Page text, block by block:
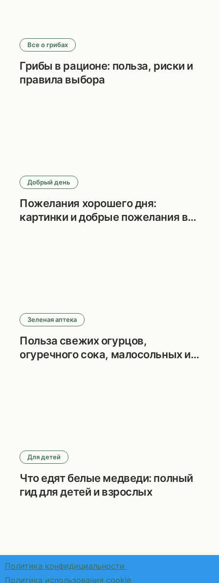
Все о грибах
Грибы в рационе: польза, риски и
правила выбора
Добрый день
Пожелания хорошего дня:
картинки и добрые пожелания в
Зеленая аптека
Польза свежих огурцов,
огуречного сока, малосольных и
Для детей
Что едят белые медведи: полный
гид для детей и взрослых
Политика конфидициальности
Политика использования cookie